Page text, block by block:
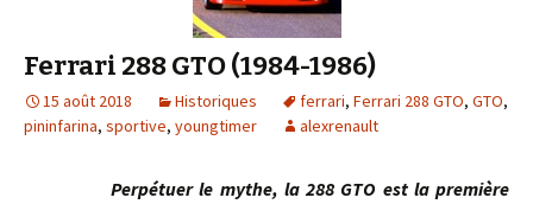
Ferrari 288 GTO (1984-1986)
15 août 2018 Historiques ferrari, Ferrari 288 GTO, GTO,
pininfarina, sportive, youngtimer alexrenault
Perpétuer le mythe, la 288 GTO est la première